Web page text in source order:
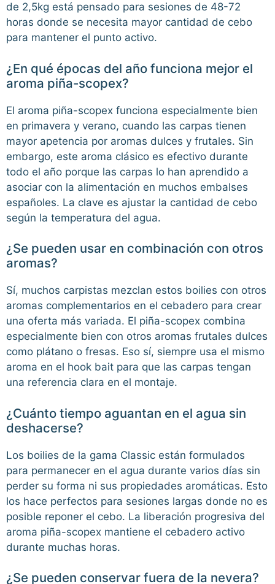
de 2,5kg está pensado para sesiones de 48-72
horas donde se necesita mayor cantidad de cebo
para mantener el punto activo.
¿En qué épocas del año funciona mejor el
aroma piña-scopex?
El aroma piña-scopex funciona especialmente bien
en primavera y verano, cuando las carpas tienen
mayor apetencia por aromas dulces y frutales. Sin
embargo, este aroma clásico es efectivo durante
todo el año porque las carpas lo han aprendido a
asociar con la alimentación en muchos embalses
españoles. La clave es ajustar la cantidad de cebo
según la temperatura del agua.
¿Se pueden usar en combinación con otros
aromas?
Sí, muchos carpistas mezclan estos boilies con otros
aromas complementarios en el cebadero para crear
una oferta más variada. El piña-scopex combina
especialmente bien con otros aromas frutales dulces
como plátano o fresas. Eso sí, siempre usa el mismo
aroma en el hook bait para que las carpas tengan
una referencia clara en el montaje.
¿Cuánto tiempo aguantan en el agua sin
deshacerse?
Los boilies de la gama Classic están formulados
para permanecer en el agua durante varios días sin
perder su forma ni sus propiedades aromáticas. Esto
los hace perfectos para sesiones largas donde no es
posible reponer el cebo. La liberación progresiva del
aroma piña-scopex mantiene el cebadero activo
durante muchas horas.
¿Se pueden conservar fuera de la nevera?